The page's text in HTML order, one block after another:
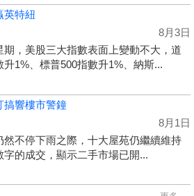
英特紐
8月3日
期，美股三大指數表面上變動不大，道
升1%、標普500指數升1%、納斯...
搞響樓市警鐘
8月1日
然不停下雨之際，十大屋苑仍繼續維持
字的成交，顯示二手市場已開...